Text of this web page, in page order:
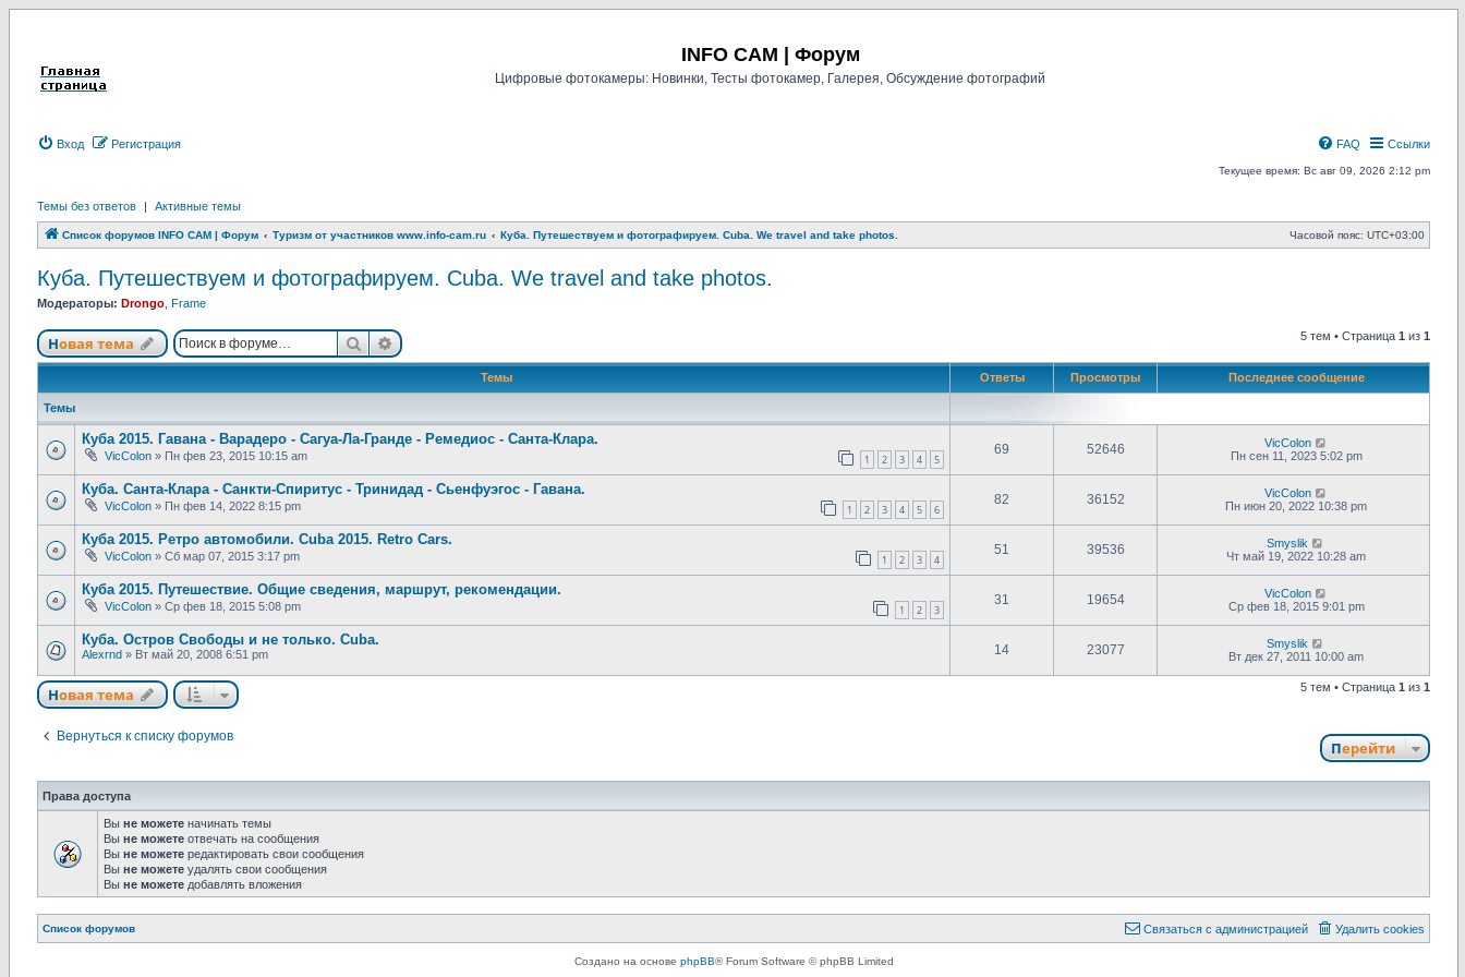
INFO CAM | Форум
Цифровые фотокамеры: Новинки, Тесты фотокамер, Галерея, Обсуждение фотографий
Вход Регистрация Ссылки
FAQ
Текущее время: Вс авг 09, 2026 2:12 pm
Темы без ответов | Активные темы
Список форумов INFO CAM | Форум Туризм от участников www.info-cam.ru Куба. Путешествуем и фотографируем. Cuba. We travel and take photos. Часовой пояс: UTC+03:00
Куба. Путешествуем и фотографируем. Cuba. We travel and take photos.
Модераторы: Drongo Frame
Новая тема
Новая тема ПоискРасширенный поиск 5 тем • Страница 1 из 1
Темы Ответы Просмотры Последнее сообщение
Темы
Куба 2015. Гавана - Варадеро - Сагуа-Ла-Гранде - Ремедиос - Санта-Клара.
VicColon » Пн фев 23, 2015 10:15 am 1 2 3 4 5
69 52646
VicColon
Пн сен 11, 2023 5:02 pm
Куба. Санта-Клара - Санкти-Спиритус - Тринидад - Сьенфуэгос - Гавана.
VicColon » Пн фев 14, 2022 8:15 pm 1 2 3 4 5 6
82 36152
VicColon
Пн июн 20, 2022 10:38 pm
Куба 2015. Ретро автомобили. Cuba 2015. Retro Cars.
VicColon » Сб мар 07, 2015 3:17 pm 1 2 3 4
51 39536
Smyslik
Чт май 19, 2022 10:28 am
Куба 2015. Путешествие. Общие сведения, маршрут, рекомендации.
VicColon » Ср фев 18, 2015 5:08 pm 1 2 3
31 19654
VicColon
Ср фев 18, 2015 9:01 pm
Куба. Остров Свободы и не только. Cuba.
Alexrnd » Вт май 20, 2008 6:51 pm 14 23077
Smyslik
Вт дек 27, 2011 10:00 am
Новая тема
Новая тема 5 тем • Страница 1 из 1
Вернуться к списку форумов
Перейти
Права доступа
Вы не можете начинать темы
Вы не можете отвечать на сообщения
Вы не можете редактировать свои сообщения
Вы не можете удалять свои сообщения
Вы не можете добавлять вложения
Список форумов Удалить cookies
Связаться с
Связаться с администрацией
Создано на основе phpBB® Forum Software © phpBB Limited